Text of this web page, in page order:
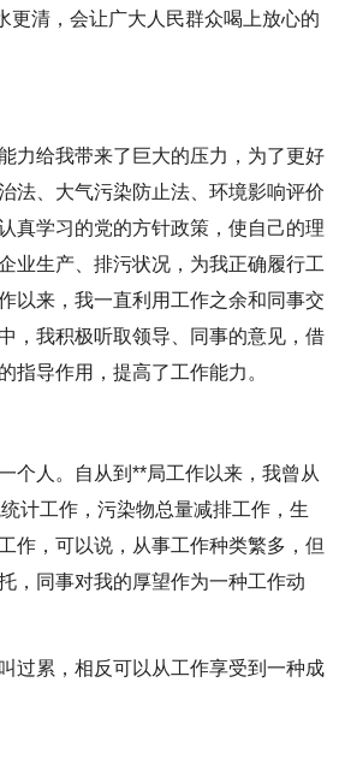
清，会让广大人民群众喝上放心的
给我带来了巨大的压力，为了更好
法、大气污染防止法、环境影响评价
真学习的党的方针政策，使自己的理
业生产、排污状况，为我正确履行工
以来，我一直利用工作之余和同事交
，我积极听取领导、同事的意见，借
指导作用，提高了工作能力。
人。自从到**局工作以来，我曾从
计工作，污染物总量减排工作，生
作，可以说，从事工作种类繁多，但
，同事对我的厚望作为一种工作动
累，相反可以从工作享受到一种成